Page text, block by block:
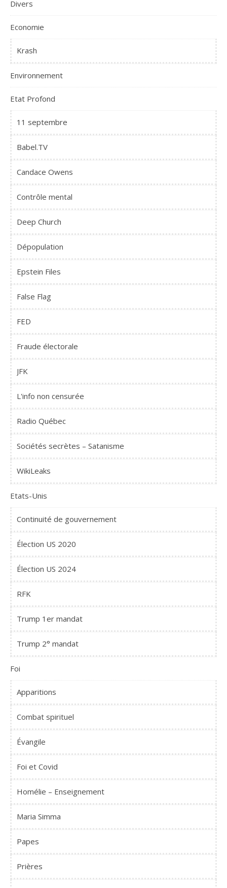
Divers
Economie
Krash
Environnement
Etat Profond
11 septembre
Babel.TV
Candace Owens
Contrôle mental
Deep Church
Dépopulation
Epstein Files
False Flag
FED
Fraude électorale
JFK
L'info non censurée
Radio Québec
Sociétés secrètes – Satanisme
WikiLeaks
Etats-Unis
Continuité de gouvernement
Élection US 2020
Élection US 2024
RFK
Trump 1er mandat
Trump 2° mandat
Foi
Apparitions
Combat spirituel
Évangile
Foi et Covid
Homélie – Enseignement
Maria Simma
Papes
Prières